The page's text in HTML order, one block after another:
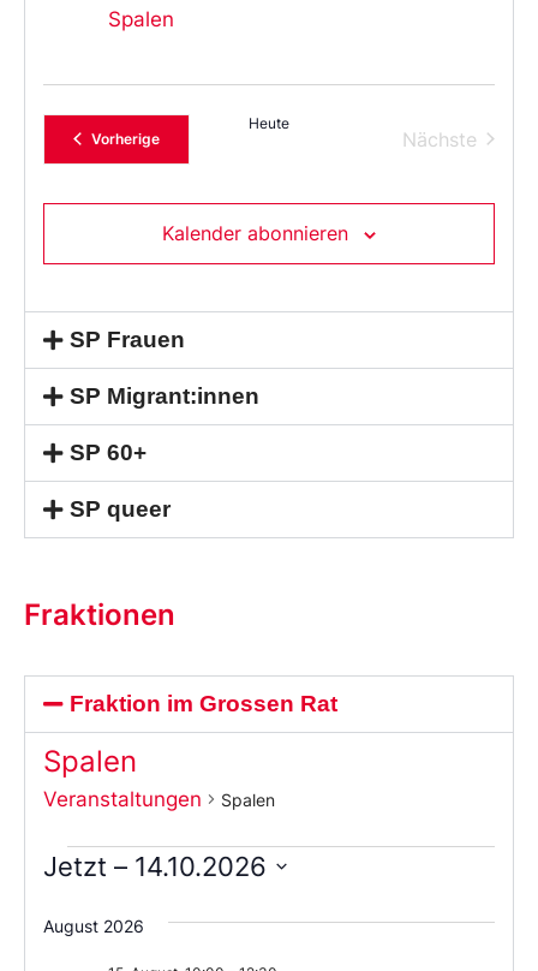
Spalen
VorherigeVeranstaltungen
Heute
Nächste
Kalender abonnieren
SP Frauen
SP Migrant:innen
SP 60+
SP queer
Fraktionen
Fraktion im Grossen Rat
Spalen
Veranstaltungen Spalen
Jetzt – 14.10.2026
Sie
das
August 2026